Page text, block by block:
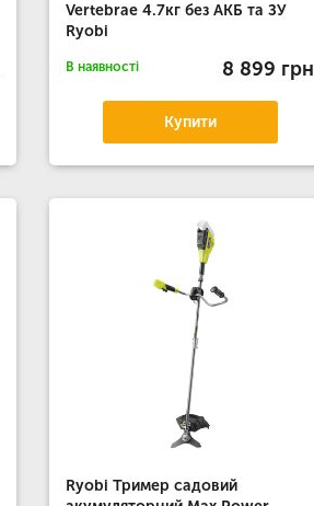
Vertebrae 4.7кг без АКБ та ЗУ
Ryobi
В наявності 8 899 грн
Купити
Ryobi Тример садовий